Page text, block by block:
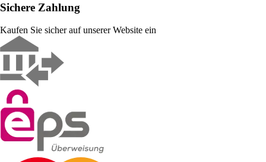
Sichere Zahlung
Kaufen Sie sicher auf unserer Website ein